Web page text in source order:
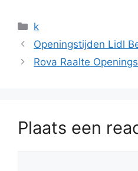
Categorieën
k
Openingstijden Lidl
Rova Raalte
Plaats een